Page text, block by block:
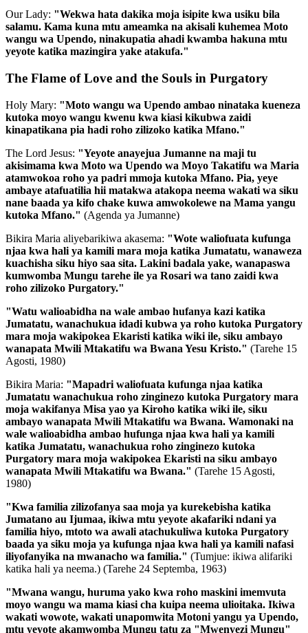
Our Lady: "Wekwa hata dakika moja isipite kwa usiku bila
salamu. Kama kuna mtu ameamka na akisali kuhemea Moto
wangu wa Upendo, ninakupatia ahadi kwamba hakuna mtu
yeyote katika mazingira yake atakufa."
The Flame of Love and the Souls in Purgatory
Holy Mary: "Moto wangu wa Upendo ambao ninataka kueneza
kutoka moyo wangu kwenu kwa kiasi kikubwa zaidi
kinapatikana pia hadi roho zilizoko katika Mfano."
The Lord Jesus: "Yeyote anayejua Jumanne na maji tu
akisimama kwa Moto wa Upendo wa Moyo Takatifu wa Maria
atamwokoa roho ya padri mmoja kutoka Mfano. Pia, yeye
ambaye atafuatilia hii matakwa atakopa neema wakati wa siku
nane baada ya kifo chake kuwa amwokolewe na Mama yangu
kutoka Mfano." (Agenda ya Jumanne)
Bikira Maria aliyebarikiwa akasema: "Wote waliofuata kufunga
njaa kwa hali ya kamili mara moja katika Jumatatu, wanaweza
kuachisha siku hiyo saa sita. Lakini badala yake, wanapaswa
kumwomba Mungu tarehe ile ya Rosari wa tano zaidi kwa
roho zilizoko Purgatory."
"Watu walioabidha na wale ambao hufanya kazi katika
Jumatatu, wanachukua idadi kubwa ya roho kutoka Purgatory
mara moja wakipokea Ekaristi katika wiki ile, siku ambayo
wanapata Mwili Mtakatifu wa Bwana Yesu Kristo." (Tarehe 15
Agosti, 1980)
Bikira Maria: "Mapadri waliofuata kufunga njaa katika
Jumatatu wanachukua roho zinginezo kutoka Purgatory mara
moja wakifanya Misa yao ya Kiroho katika wiki ile, siku
ambayo wanapata Mwili Mtakatifu wa Bwana. Wamonaki na
wale walioabidha ambao hufunga njaa kwa hali ya kamili
katika Jumatatu, wanachukua roho zinginezo kutoka
Purgatory mara moja wakipokea Ekaristi na siku ambayo
wanapata Mwili Mtakatifu wa Bwana." (Tarehe 15 Agosti,
1980)
"Kwa familia zilizofanya saa moja ya kurekebisha katika
Jumatano au Ijumaa, ikiwa mtu yeyote akafariki ndani ya
familia hiyo, mtoto wa awali atachukuliwa kutoka Purgatory
baada ya siku moja ya kufunga njaa kwa hali ya kamili nafasi
iliyofanyika na mwanacho wa familia." (Tumjue: ikiwa alifariki
katika hali ya neema.) (Tarehe 24 Septemba, 1963)
"Mwana wangu, huruma yako kwa roho maskini imemvuta
moyo wangu wa mama kiasi cha kuipa neema ulioitaka. Ikiwa
wakati wowote, wakati unapomwita Motoni yangu ya Upendo,
mtu yeyote akamwomba Mungu tatu za "Mwenyezi Mungu"